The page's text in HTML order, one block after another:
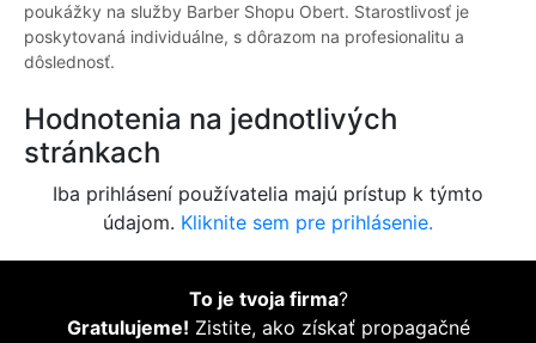
poukážky na služby Barber Shopu Obert. Starostlivosť je
poskytovaná individuálne, s dôrazom na profesionalitu a
dôslednosť.
Hodnotenia na jednotlivých
stránkach
Iba prihlásení používatelia majú prístup k týmto
údajom. Kliknite sem pre prihlásenie.
To je tvoja firma?
Gratulujeme! Zistite, ako získať propagačné